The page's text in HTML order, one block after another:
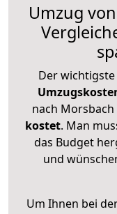
Umzug
Der
nach
kostet. Man
das Budget
und
Um Ihnen bei